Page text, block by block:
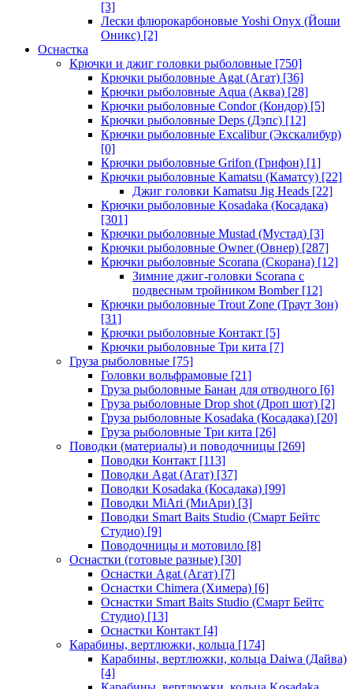
[3]
Лески флюрокарбоновые Yoshi Onyx (Йоши
Оникс) [2]
Оснастка
Крючки и джиг головки рыболовные [750]
Крючки рыболовные Agat (Агат) [36]
Крючки рыболовные Aqua (Аква) [28]
Крючки рыболовные Condor (Кондор) [5]
Крючки рыболовные Deps (Дэпс) [12]
Крючки рыболовные Excalibur (Экскалибур)
[0]
Крючки рыболовные Grifon (Грифон) [1]
Крючки рыболовные Kamatsu (Каматсу) [22]
Джиг головки Kamatsu Jig Heads [22]
Крючки рыболовные Kosadaka (Косадака)
[301]
Крючки рыболовные Mustad (Мустад) [3]
Крючки рыболовные Owner (Овнер) [287]
Крючки рыболовные Scorana (Скорана) [12]
Зимние джиг-головки Scorana с
подвесным тройником Bomber[12]
Крючки рыболовные Trout Zone (Траут Зон)
[31]
Крючки рыболовные Контакт [5]
Крючки рыболовные Три кита [7]
Груза рыболовные [75]
Головки вольфрамовые [21]
Груза рыболовные Банан для отводного [6]
Груза рыболовные Drop shot (Дроп шот) [2]
Груза рыболовные Kosadaka (Косадака) [20]
Груза рыболовные Три кита [26]
Поводки (материалы) и поводочницы [269]
Поводки Контакт [113]
Поводки Agat (Агат) [37]
Поводки Kosadaka (Косадака) [99]
Поводки MiAri (МиАри) [3]
Поводки Smart Baits Studio (Смарт Бейтс
Студио) [9]
Поводочницы и мотовило [8]
Оснастки (готовые разные) [30]
Оснастки Agat (Агат) [7]
Оснастки Chimera (Химера) [6]
Оснастки Smart Baits Studio (Смарт Бейтс
Студио) [13]
Оснастки Контакт [4]
Карабины, вертлюжки, кольца [174]
Карабины, вертлюжки, кольца Daiwa (Дайва)
[4]